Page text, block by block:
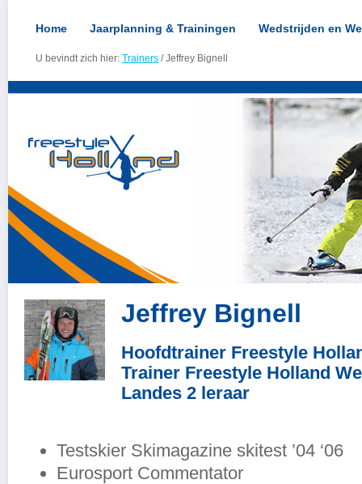
Jeffrey Bignell
Hoofdtrainer Freestyle
Trainer Freestyle Holland
Landes 2 leraar
Testskier Skimagazine skitest ’04 ‘06
Eurosport Commentator
Home Jaarplanning & Trainingen Wedstrijden en
U bevindt zich hier: Trainers / Jeffrey Bignell